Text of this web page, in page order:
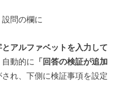
問の欄に
とアルファベットを入力して
動的に
「回答の検証が追加
され、下側に検証事項を設定